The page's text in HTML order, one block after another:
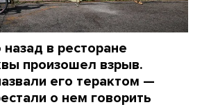
в ресторане
произошел взрыв.
его терактом —
о нем говорить